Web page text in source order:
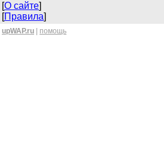
[О сайте]
[Правила]
upWAP.ru помощь